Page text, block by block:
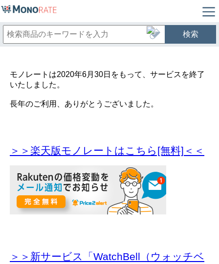
検索
モノレートは2020年6月30日をもって、サービスを終了
いたしました。
長年のご利用、ありがとうございました。
＞＞楽天版モノレートはこちら[無料]＜＜
＞＞新サービス「WatchBell（ウォッチベ